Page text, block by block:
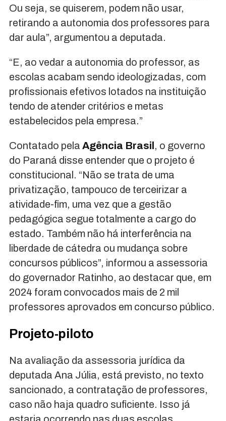
Ou seja, se quiserem, podem não usar,
retirando a autonomia dos professores para
dar aula”, argumentou a deputada.
“E, ao vedar a autonomia do professor, as
escolas acabam sendo ideologizadas, com
profissionais efetivos lotados na instituição
tendo de atender critérios e metas
estabelecidos pela empresa.”
Contatado pela Agência Brasil , o governo
do Paraná disse entender que o projeto é
constitucional. “Não se trata de uma
privatização, tampouco de terceirizar a
atividade-fim, uma vez que a gestão
pedagógica segue totalmente a cargo do
estado. Também não há interferência na
liberdade de cátedra ou mudança sobre
concursos públicos”, informou a assessoria
do governador Ratinho, ao destacar que, em
2024 foram convocados mais de 2 mil
professores aprovados em concurso público.
Projeto-piloto
Na avaliação da assessoria jurídica da
deputada Ana Júlia, está previsto, no texto
sancionado, a contratação de professores,
caso não haja quadro suficiente. Isso já